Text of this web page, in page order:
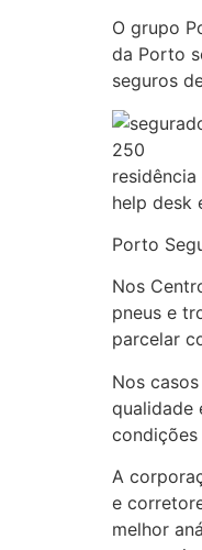
O grupo
da Porto
seguros
help desk
Porto
Nos
pneus e
parcelar
Nos
qualidade
condições
A
e
melhor